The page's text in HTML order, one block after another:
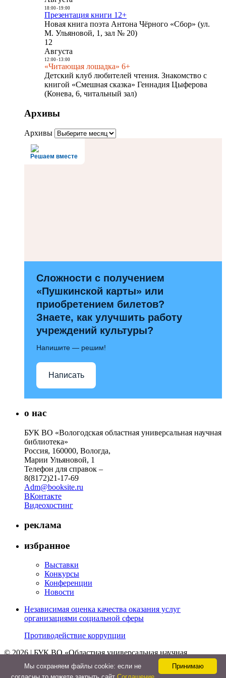
18:00- 19:00
Презентация книги 12+
Новая книга поэта Антона Чёрного «Сбор» (ул.
М. Ульяновой, 1, зал № 20)
12
Августа
12:00- 13:00
«Читающая лошадка» 6+
Детский клуб любителей чтения. Знакомство с
книгой «Смешная сказка» Геннадия Цыферова
(Конева, 6, читальный зал)
Архивы
Архивы
Решаем вместе
Сложности с получением
«Пушкинской карты» или
приобретением билетов?
Знаете, как улучшить работу
учреждений культуры?
Напишите — решим!
Написать
о нас
БУК ВО «Вологодская областная универсальная научная
библиотека»
Россия, 160000, Вологда,
Марии Ульяновой, 1
Телефон для справок –
8(8172)21-17-69
Adm@booksite.ru
ВКонтакте
Видеохостинг
реклама
избранное
Выставки
Конкурсы
Конференции
Новости
Независимая оценка качества оказания услуг
организациями социальной сферы
Противодействие коррупции
© 2026 | БУК ВО «Областная универсальная научная
библиотека»
Принимаю
Мы cохраняем файлы cookie: если не